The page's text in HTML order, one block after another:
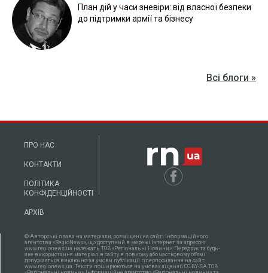
План дій у часи зневіри: від власної безпеки
до підтримки армії та бізнесу
Всі блоги »
ПРО НАС
КОНТАКТИ
ПОЛІТИКА
КОНФІДЕНЦІЙНОСТІ
АРХІВ
© Авторські права на матеріали, розміщені на сайті Інформаційного
агентства «RegioNews», що доступний в мережі Інтернет за адресою:
www.regionews.ua належать ТОВ «Регіональні Новини». Передрук та будь-
яке використання матеріалів сайту в повному або частковому об'ємі
допускається виключно за умови публікації гіперпосилання на сайт
www.regionews.ua. Тексти поширюються нa умовах ліцензії CC-BY-SA ТОВ